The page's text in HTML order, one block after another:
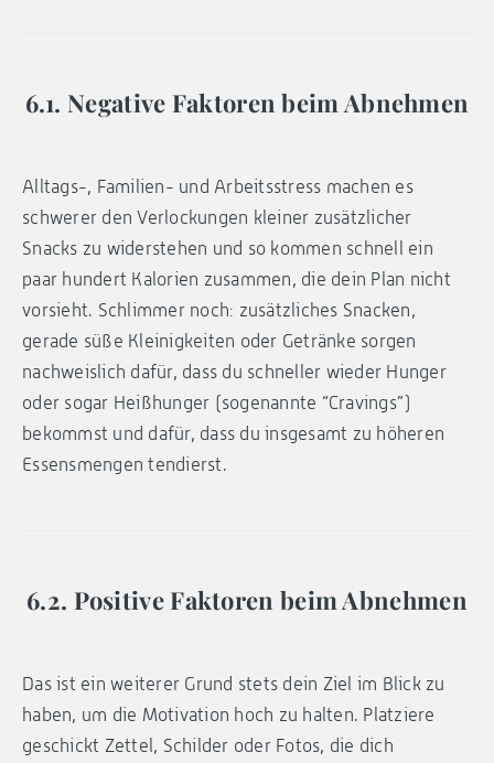
6.1. Negative Faktoren beim Abnehmen
Alltags-, Familien- und Arbeitsstress machen es
schwerer den Verlockungen kleiner zusätzlicher
Snacks zu widerstehen und so kommen schnell ein
paar hundert Kalorien zusammen, die dein Plan nicht
vorsieht. Schlimmer noch: zusätzliches Snacken,
gerade süße Kleinigkeiten oder Getränke sorgen
nachweislich dafür, dass du schneller wieder Hunger
oder sogar Heißhunger (sogenannte “Cravings”)
bekommst und dafür, dass du insgesamt zu höheren
Essensmengen tendierst.
6.2. Positive Faktoren beim Abnehmen
Das ist ein weiterer Grund stets dein Ziel im Blick zu
haben, um die Motivation hoch zu halten. Platziere
geschickt Zettel, Schilder oder Fotos, die dich